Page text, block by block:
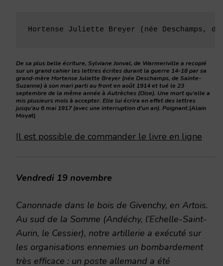
Hortense Juliette Breyer (née Deschamps,
De sa plus belle écriture, Sylviane Jonval, de Warmeriville a recopié
sur un grand cahier les lettres écrites durant la guerre 14-18 par sa
grand-mère Hortense Juliette Breyer (née Deschamps, de Sainte-
Suzanne) à son mari parti au front en août 1914 et tué le 23
septembre de la même année à Autrèches (Oise). Une mort qu’elle a
mis plusieurs mois à accepter. Elle lui écrira en effet des lettres
jusqu’au 6 mai 1917 (avec une interruption d’un an). Poignant.(Alain
Moyat)
Il est possible de commander le livre en ligne
Vendredi 19 novembre
Canonnade dans le bois de Givenchy, en Artois.
Au sud de la Somme (Andéchy, l’Echelle-Saint-
Aurin, le Cessier), notre artillerie a exécuté sur
les organisations ennemies un bombardement
très efficace : un poste allemand a été